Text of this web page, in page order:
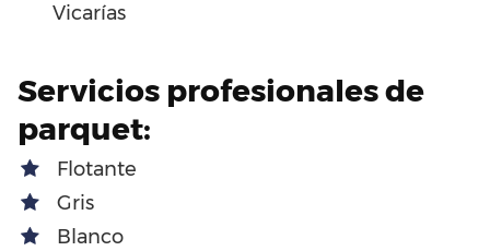
Vicarías
Servicios profesionales de
parquet:
Flotante
Gris
Blanco